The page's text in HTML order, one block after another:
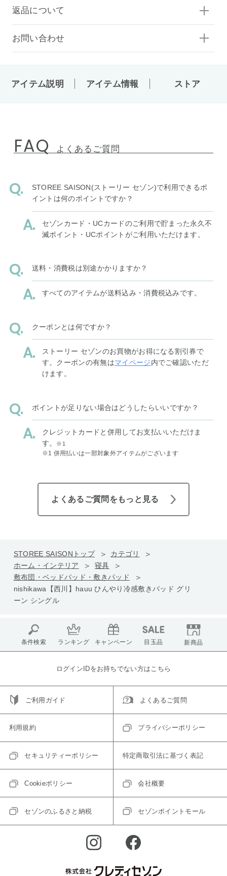
返品について
お問い合わせ
アイテム説明 アイテム情報 ストア
FAQ よくあるご質問
STOREE SAISON(ストーリー セゾン)で利用できるポ
イントは何のポイントですか？
セゾンカード・UCカードのご利用で貯まった永久不
滅ポイント・UCポイントがご利用いただけます。
送料・消費税は別途かかりますか？
すべてのアイテムが送料込み・消費税込みです。
クーポンとは何ですか？
ストーリー セゾンのお買物がお得になる割引券で
す。クーポンの有無はマイページ内でご確認いただ
けます。
ポイントが足りない場合はどうしたらいいですか？
クレジットカードと併用してお支払いいただけま
す。
※1
※1 併用払いは一部対象外アイテムがございます
よくあるご質問をもっと見る
STOREE SAISONトップ
カテゴリ
ホーム・インテリア
寝具
敷布団・ベッドパッド・敷きパッド
nishikawa【西川】hauu ひんやり冷感敷きパッド グリ
ーン シングル
条件検索 ランキング キャンペーン 目玉品 新商品
ログインIDをお持ちでない方はこちら
ご利用ガイド よくあるご質問
利用規約 プライバシーポリシー
セキュリティーポリシー 特定商取引法に基づく表記
Cookieポリシー 会社概要
セゾンのふるさと納税 セゾンポイントモール